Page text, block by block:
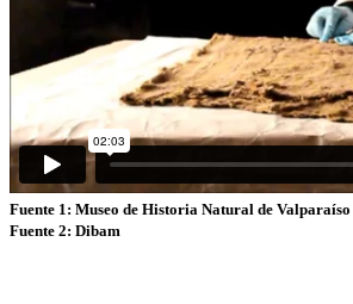
Fuente 1: Museo de Historia Natural de Valparaíso
Fuente 2: Dibam